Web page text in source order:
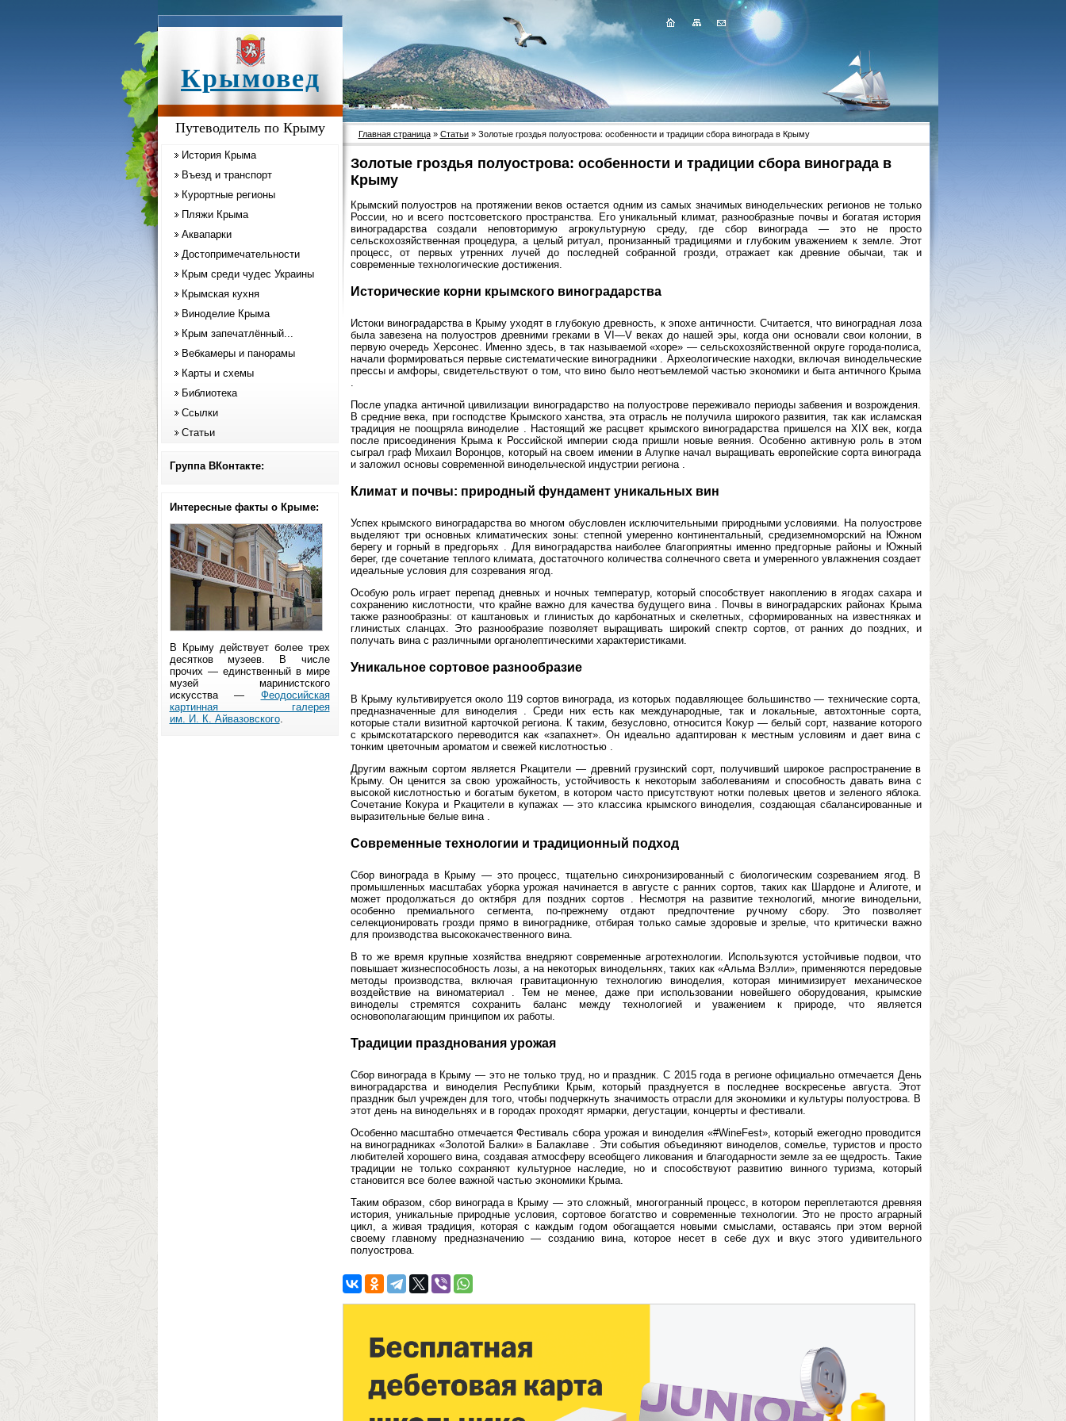
Крымовед
Путеводитель по Крыму
История Крыма
Въезд и транспорт
Курортные регионы
Пляжи Крыма
Аквапарки
Достопримечательности
Крым среди чудес Украины
Крымская кухня
Виноделие Крыма
Крым запечатлённый...
Вебкамеры и панорамы
Карты и схемы
Библиотека
Ссылки
Статьи
Группа ВКонтакте:
Интересные факты о Крыме:
В Крыму действует более трех
десятков музеев. В числе
прочих — единственный в мире
музей маринистского
искусства — Феодосийская
картинная галерея
им. И. К. Айвазовского.
Главная страница» Статьи» Золотые гроздья полуострова: особенности и традиции сбора винограда в Крыму
Золотые гроздья полуострова: особенности и традиции сбора винограда в
Крыму
Крымский полуостров на протяжении веков остается одним из самых значимых винодельческих регионов не только
России, но и всего постсоветского пространства. Его уникальный климат, разнообразные почвы и богатая история
виноградарства создали неповторимую агрокультурную среду, где сбор винограда — это не просто
сельскохозяйственная процедура, а целый ритуал, пронизанный традициями и глубоким уважением к земле. Этот
процесс, от первых утренних лучей до последней собранной грозди, отражает как древние обычаи, так и
современные технологические достижения.
Исторические корни крымского виноградарства
Истоки виноградарства в Крыму уходят в глубокую древность, к эпохе античности. Считается, что виноградная лоза
была завезена на полуостров древними греками в VI—V веках до нашей эры, когда они основали свои колонии, в
первую очередь Херсонес. Именно здесь, в так называемой «хоре» — сельскохозяйственной округе города-полиса,
начали формироваться первые систематические виноградники . Археологические находки, включая винодельческие
прессы и амфоры, свидетельствуют о том, что вино было неотъемлемой частью экономики и быта античного Крыма
.
После упадка античной цивилизации виноградарство на полуострове переживало периоды забвения и возрождения.
В средние века, при господстве Крымского ханства, эта отрасль не получила широкого развития, так как исламская
традиция не поощряла виноделие . Настоящий же расцвет крымского виноградарства пришелся на XIX век, когда
после присоединения Крыма к Российской империи сюда пришли новые веяния. Особенно активную роль в этом
сыграл граф Михаил Воронцов, который на своем имении в Алупке начал выращивать европейские сорта винограда
и заложил основы современной винодельческой индустрии региона .
Климат и почвы: природный фундамент уникальных вин
Успех крымского виноградарства во многом обусловлен исключительными природными условиями. На полуострове
выделяют три основных климатических зоны: степной умеренно континентальный, средиземноморский на Южном
берегу и горный в предгорьях . Для виноградарства наиболее благоприятны именно предгорные районы и Южный
берег, где сочетание теплого климата, достаточного количества солнечного света и умеренного увлажнения создает
идеальные условия для созревания ягод.
Особую роль играет перепад дневных и ночных температур, который способствует накоплению в ягодах сахара и
сохранению кислотности, что крайне важно для качества будущего вина . Почвы в виноградарских районах Крыма
также разнообразны: от каштановых и глинистых до карбонатных и скелетных, сформированных на известняках и
глинистых сланцах. Это разнообразие позволяет выращивать широкий спектр сортов, от ранних до поздних, и
получать вина с различными органолептическими характеристиками.
Уникальное сортовое разнообразие
В Крыму культивируется около 119 сортов винограда, из которых подавляющее большинство — технические сорта,
предназначенные для виноделия . Среди них есть как международные, так и локальные, автохтонные сорта,
которые стали визитной карточкой региона. К таким, безусловно, относится Кокур — белый сорт, название которого
с крымскотатарского переводится как «запахнет». Он идеально адаптирован к местным условиям и дает вина с
тонким цветочным ароматом и свежей кислотностью .
Другим важным сортом является Ркацители — древний грузинский сорт, получивший широкое распространение в
Крыму. Он ценится за свою урожайность, устойчивость к некоторым заболеваниям и способность давать вина с
высокой кислотностью и богатым букетом, в котором часто присутствуют нотки полевых цветов и зеленого яблока.
Сочетание Кокура и Ркацители в купажах — это классика крымского виноделия, создающая сбалансированные и
выразительные белые вина .
Современные технологии и традиционный подход
Сбор винограда в Крыму — это процесс, тщательно синхронизированный с биологическим созреванием ягод. В
промышленных масштабах уборка урожая начинается в августе с ранних сортов, таких как Шардоне и Алиготе, и
может продолжаться до октября для поздних сортов . Несмотря на развитие технологий, многие винодельни,
особенно премиального сегмента, по-прежнему отдают предпочтение ручному сбору. Это позволяет
селекционировать грозди прямо в винограднике, отбирая только самые здоровые и зрелые, что критически важно
для производства высококачественного вина.
В то же время крупные хозяйства внедряют современные агротехнологии. Используются устойчивые подвои, что
повышает жизнеспособность лозы, а на некоторых винодельнях, таких как «Альма Вэлли», применяются передовые
методы производства, включая гравитационную технологию виноделия, которая минимизирует механическое
воздействие на виноматериал . Тем не менее, даже при использовании новейшего оборудования, крымские
виноделы стремятся сохранить баланс между технологией и уважением к природе, что является
основополагающим принципом их работы.
Традиции празднования урожая
Сбор винограда в Крыму — это не только труд, но и праздник. С 2015 года в регионе официально отмечается День
виноградарства и виноделия Республики Крым, который празднуется в последнее воскресенье августа. Этот
праздник был учрежден для того, чтобы подчеркнуть значимость отрасли для экономики и культуры полуострова. В
этот день на винодельнях и в городах проходят ярмарки, дегустации, концерты и фестивали.
Особенно масштабно отмечается Фестиваль сбора урожая и виноделия «#WineFest», который ежегодно проводится
на виноградниках «Золотой Балки» в Балаклаве . Эти события объединяют виноделов, сомелье, туристов и просто
любителей хорошего вина, создавая атмосферу всеобщего ликования и благодарности земле за ее щедрость. Такие
традиции не только сохраняют культурное наследие, но и способствуют развитию винного туризма, который
становится все более важной частью экономики Крыма.
Таким образом, сбор винограда в Крыму — это сложный, многогранный процесс, в котором переплетаются древняя
история, уникальные природные условия, сортовое богатство и современные технологии. Это не просто аграрный
цикл, а живая традиция, которая с каждым годом обогащается новыми смыслами, оставаясь при этом верной
своему главному предназначению — созданию вина, которое несет в себе дух и вкус этого удивительного
полуострова.